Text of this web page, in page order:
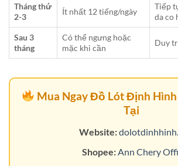
Tháng thứ
2-3
Ít nhất 12 tiếng/ngày
Tiếp
da co
Sau 3
tháng
Có thể ngưng hoặc
mặc khi cần
Duy
Mua Ngay Đồ Lót Định
Tại
Website:
Shopee:Ann Chery